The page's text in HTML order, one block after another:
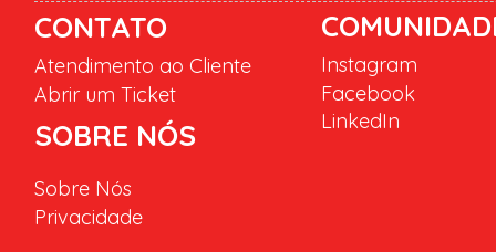
CONTATO
Atendimento ao Cliente
Abrir um Ticket
SOBRE NÓS
Instagram
Facebook
LinkedIn
Sobre Nós
Privacidade